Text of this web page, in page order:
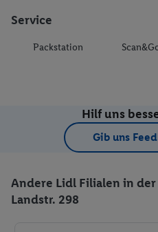
Service
Packstation
Hilf uns
Gib uns
Andere Lidl Filialen in
Landstr. 298